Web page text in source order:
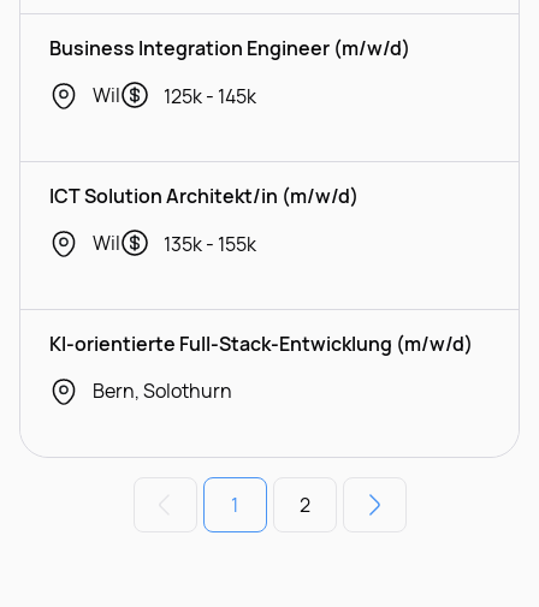
Business Integration Engineer (m/w/d)
Wil
125k - 145k
ICT Solution Architekt/in (m/w/d)
Wil
135k - 155k
KI-orientierte Full-Stack-Entwicklung (m/w/d)
Bern, Solothurn
1 2